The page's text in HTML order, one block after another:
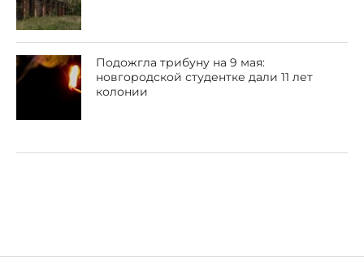
Подожгла трибуну на 9 мая:
новгородской студентке дали 11 лет
колонии